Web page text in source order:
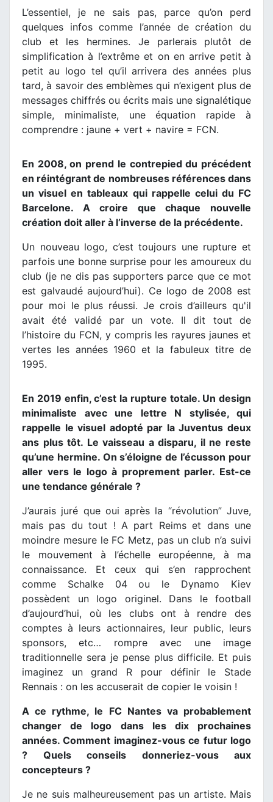
L’essentiel, je ne sais pas, parce qu’on perd
quelques infos comme l’année de création du
club et les hermines. Je parlerais plutôt de
simplification à l’extrême et on en arrive petit à
petit au logo tel qu’il arrivera des années plus
tard, à savoir des emblèmes qui n’exigent plus de
messages chiffrés ou écrits mais une signalétique
simple, minimaliste, une équation rapide à
comprendre : jaune + vert + navire = FCN.
En 2008, on prend le contrepied du précédent
en réintégrant de nombreuses références dans
un visuel en tableaux qui rappelle celui du FC
Barcelone. A croire que chaque nouvelle
création doit aller à l’inverse de la précédente.
Un nouveau logo, c’est toujours une rupture et
parfois une bonne surprise pour les amoureux du
club (je ne dis pas supporters parce que ce mot
est galvaudé aujourd’hui). Ce logo de 2008 est
pour moi le plus réussi. Je crois d’ailleurs qu'il
avait été validé par un vote. Il dit tout de
l’histoire du FCN, y compris les rayures jaunes et
vertes les années 1960 et la fabuleux titre de
1995.
En 2019 enfin, c’est la rupture totale. Un design
minimaliste avec une lettre N stylisée, qui
rappelle le visuel adopté par la Juventus deux
ans plus tôt. Le vaisseau a disparu, il ne reste
qu’une hermine. On s’éloigne de l’écusson pour
aller vers le logo à proprement parler. Est-ce
une tendance générale ?
J’aurais juré que oui après la “révolution” Juve,
mais pas du tout ! A part Reims et dans une
moindre mesure le FC Metz, pas un club n’a suivi
le mouvement à l’échelle européenne, à ma
connaissance. Et ceux qui s’en rapprochent
comme Schalke 04 ou le Dynamo Kiev
possèdent un logo originel. Dans le football
d’aujourd’hui, où les clubs ont à rendre des
comptes à leurs actionnaires, leur public, leurs
sponsors, etc… rompre avec une image
traditionnelle sera je pense plus difficile. Et puis
imaginez un grand R pour définir le Stade
Rennais : on les accuserait de copier le voisin !
A ce rythme, le FC Nantes va probablement
changer de logo dans les dix prochaines
années. Comment imaginez-vous ce futur logo
? Quels conseils donneriez-vous aux
concepteurs ?
Je ne suis malheureusement pas un artiste. Mais